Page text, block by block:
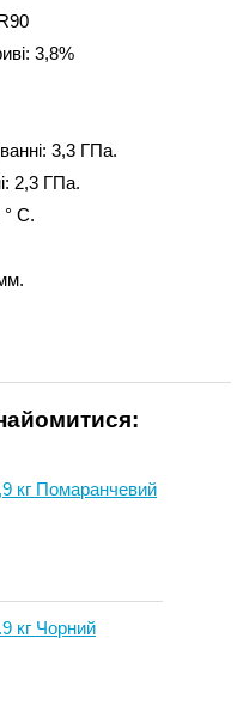
3,8%
3,3 ГПа.
2,3 ГПа.
C.
кг Помаранчевий
кг Чорний